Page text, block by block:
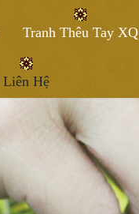
Tranh Thêu Tay XQ
Liên Hệ